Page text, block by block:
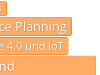
Planning
4.0 und IoT